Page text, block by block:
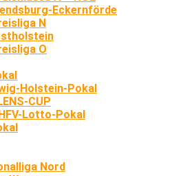
Eckernförde
N
O
Holstein-Pokal
CUP
Lotto-Pokal
Nord